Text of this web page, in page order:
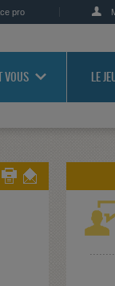
pro
VOUS LE